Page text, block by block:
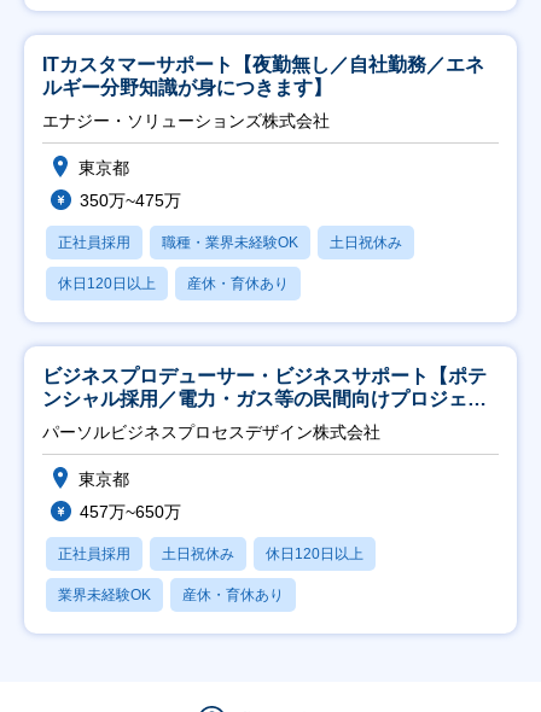
ITカスタマーサポート【夜勤無し／自社勤務／エネ
ルギー分野知識が身につきます】
エナジー・ソリューションズ株式会社
東京都
350万~475万
正社員採用 職種・業界未経験OK 土日祝休み
休日120日以上 産休・育休あり
ビジネスプロデューサー・ビジネスサポート【ポテ
ンシャル採用／電力・ガス等の民間向けプロジェク
ト推進】
パーソルビジネスプロセスデザイン株式会社
東京都
457万~650万
正社員採用 土日祝休み 休日120日以上
業界未経験OK 産休・育休あり